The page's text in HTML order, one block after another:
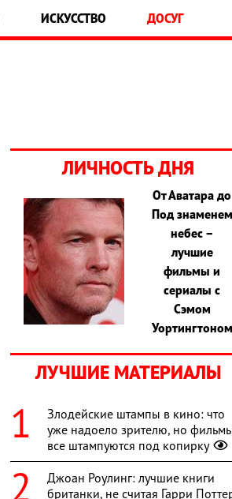
ИСКУССТВО ДОСУГ
ЛИЧНОСТЬ ДНЯ
От Аватара до
Под знаменем
небес –
лучшие
фильмы и
сериалы с
Сэмом
Уортингтоном
ЛУЧШИЕ МАТЕРИАЛЫ
Злодейские штампы в кино: что
уже надоело зрителю, но
все штампуются под копирку
Джоан Роулинг: лучшие книги
британки, не считая Гарри